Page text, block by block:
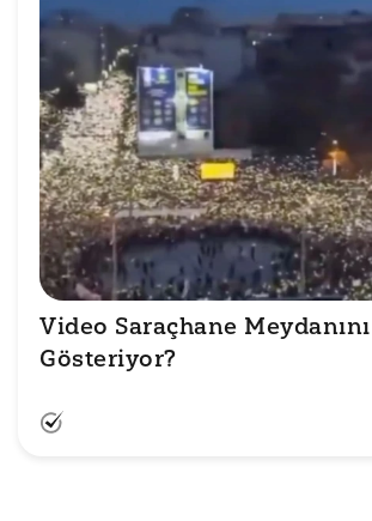
Video Saraçhane
Gösteriyor?